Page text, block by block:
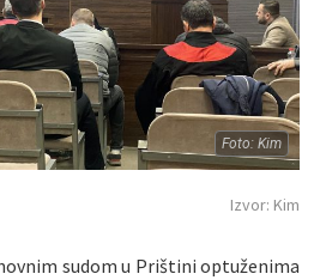
Foto: Kim
Izvor: Kim
sudom u Prištini optuženima